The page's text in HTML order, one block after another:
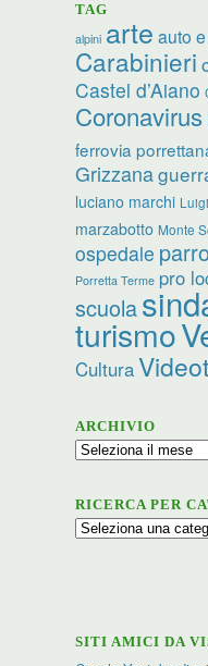
TAG
alpini arte auto
Carabinieri
Castel d’Aiano
Coronavirus
ferrovia
Grizzana
luciano marchi
marzabotto Monte
ospedale
Porretta Terme pro
scuola
turismo
Cultura
ARCHIVIO
Archivio
RICERCA PER
Ricerca
SITI AMICI DA